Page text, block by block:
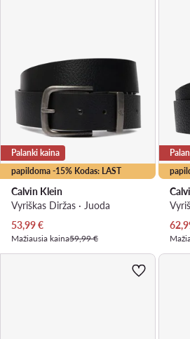
papildoma -15% Kodas: LAST
Palanki kaina
Calvin Klein
Vyriškas Diržas · Juoda
Dabartinė kaina
53,99€
Mažiausia kaina59,99 €